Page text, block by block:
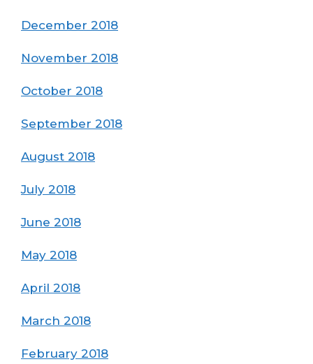
December 2018
November 2018
October 2018
September 2018
August 2018
July 2018
June 2018
May 2018
April 2018
March 2018
February 2018